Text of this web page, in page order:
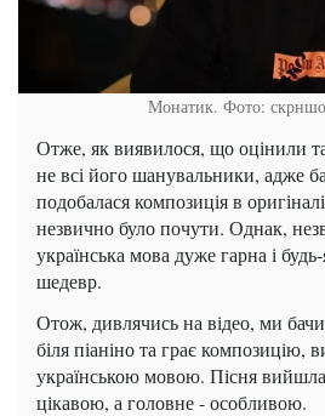
Монатик. Фото:
Отже, як виявилося, що оцінили
не всі його шанувальники, адже
подобалася композиція в
незвично було почути. Однак,
українська мова дуже гарна і
шедевр.
Отож, дивлячись на відео, ми
біля піаніно та грає композицію,
українською мовою. Пісня вийшла
цікавою, а головне - особливою.